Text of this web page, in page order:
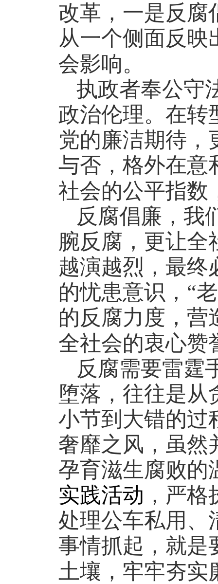
改革，一是反腐
从一个侧面反映
会影响。
执政者奉公守
政治伦理。在转
党的廉洁期待，
与否，格外在意
社会的公平指数
反腐倡廉，我
腕反腐，更让全
越演越烈，最终
的忧患意识，“
的反腐力度，营
全社会的衷心赞
反腐需要雷霆
堕落，往往是从
小节到大错的过
奢靡之风，虽然
孕育滋生腐败的
实践活动 ，严
处理公车私用、
事情抓起，就是
土壤，牢牢夯实